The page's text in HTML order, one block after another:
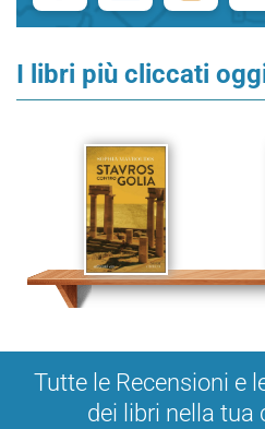
I libri più cliccati
Tutte le Recensioni e
dei libri nella tua